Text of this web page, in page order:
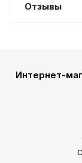
Отзывы
Интернет-